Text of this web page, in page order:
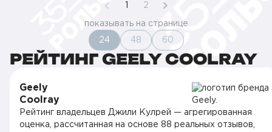
2
показывать на странице
24 48 60
РЕЙТИНГ GEELY COOLRAY
Geely
Coolray
Рейтинг владельцев Джили Кулрей — агрегированная
оценка, рассчитанная на основе 88 реальных отзывов,